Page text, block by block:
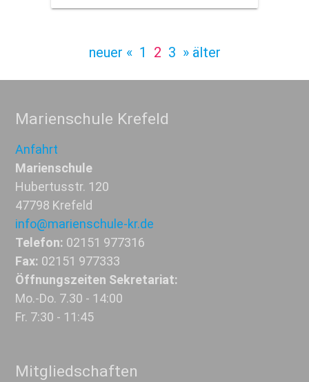
neuer « 1 2 3 » älter
Marienschule Krefeld
Anfahrt
Marienschule
Hubertusstr. 120
47798 Krefeld
info@marienschule-kr.de
Telefon: 02151 977316
Fax: 02151 977333
Öffnungszeiten Sekretariat:
Mo.-Do. 7.30 - 14:00
Fr. 7:30 - 11:45
Mitgliedschaften